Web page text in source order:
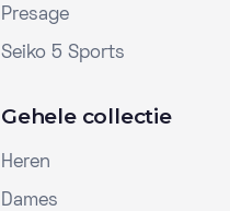
Presage
Seiko 5 Sports
Gehele collectie
Heren
Dames